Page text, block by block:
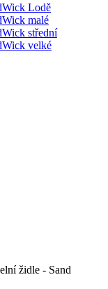
Lodě
malé
střední
velké
židle - Sand